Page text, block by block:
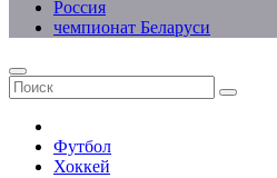
Россия
чемпионат Беларуси
Футбол
Хоккей